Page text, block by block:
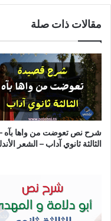
مقالات ذات صلة
شرح نص تعوضت من واها بآه
الثالثة ثانوي آداب – الشعر